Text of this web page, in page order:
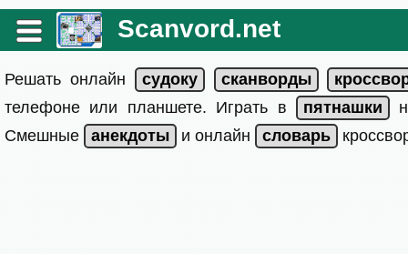
Scanvord.net
Решать онлайн
телефоне или планшете. Играть в
Смешные
и онлайн